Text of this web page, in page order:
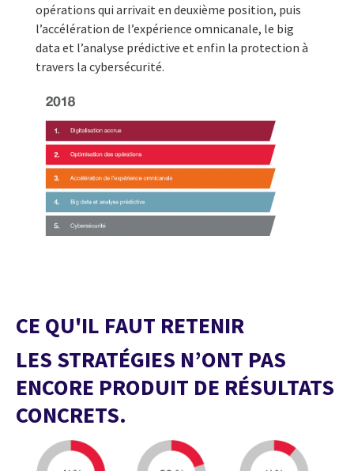
opérations qui arrivait en deuxième position, puis
l’accélération de l’expérience omnicanale, le big
data et l’analyse prédictive et enfin la protection à
travers la cybersécurité.
CE QU'IL FAUT RETENIR
LES STRATÉGIES N’ONT PAS
ENCORE PRODUIT DE RÉSULTATS
CONCRETS.